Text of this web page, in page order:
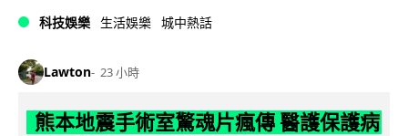
科技娛樂 生活娛樂 城中熱話
Lawton 23 小時
熊本地震手術室驚魂片瘋傳 醫護保護病